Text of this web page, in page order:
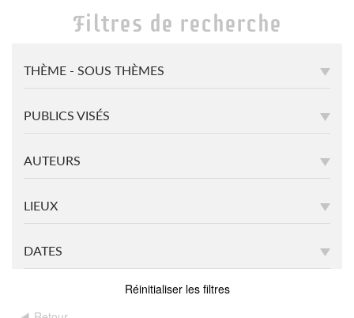
Filtres de recherche
THÈME - SOUS THÈMES
PUBLICS VISÉS
AUTEURS
LIEUX
DATES
Réinitialiser les filtres